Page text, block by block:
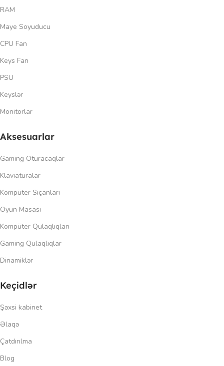
RAM
Maye Soyuducu
CPU Fan
Keys Fan
PSU
Keyslər
Monitorlar
Aksesuarlar
Gaming Oturacaqlar
Klaviaturalar
Kompüter Siçanları
Oyun Masası
Kompüter Qulaqlıqları
Gaming Qulaqlıqlar
Dinamiklər
Keçidlər
Şəxsi kabinet
Əlaqə
Çatdırılma
Blog